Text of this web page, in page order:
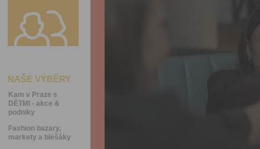
NAŠE VÝBĚRY
Kam v Praze s
DĚTMI - akce &
podniky
Fashion bazary,
markety a blešáky